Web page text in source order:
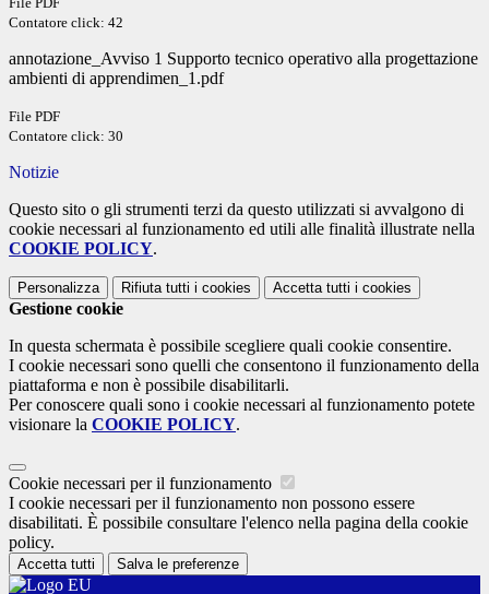
Contatore click: 42
annotazione_Avviso 1 Supporto tecnico operativo alla progettazione
ambienti di apprendimen_1.pdf
File PDF
Contatore click: 30
Notizie
Questo sito o gli strumenti terzi da questo utilizzati si avvalgono di
cookie necessari al funzionamento ed utili alle finalità illustrate nella
COOKIE POLICY.
Personalizza Rifiuta tutti i cookies Accetta tutti i cookies
Gestione cookie
In questa schermata è possibile scegliere quali cookie consentire.
I cookie necessari sono quelli che consentono il funzionamento della
piattaforma e non è possibile disabilitarli.
Per conoscere quali sono i cookie necessari al funzionamento potete
visionare la COOKIE POLICY.
Cookie necessari per il funzionamento
I cookie necessari per il funzionamento non possono essere
disabilitati. È possibile consultare l'elenco nella pagina della cookie
policy.
Accetta tutti Salva le preferenze